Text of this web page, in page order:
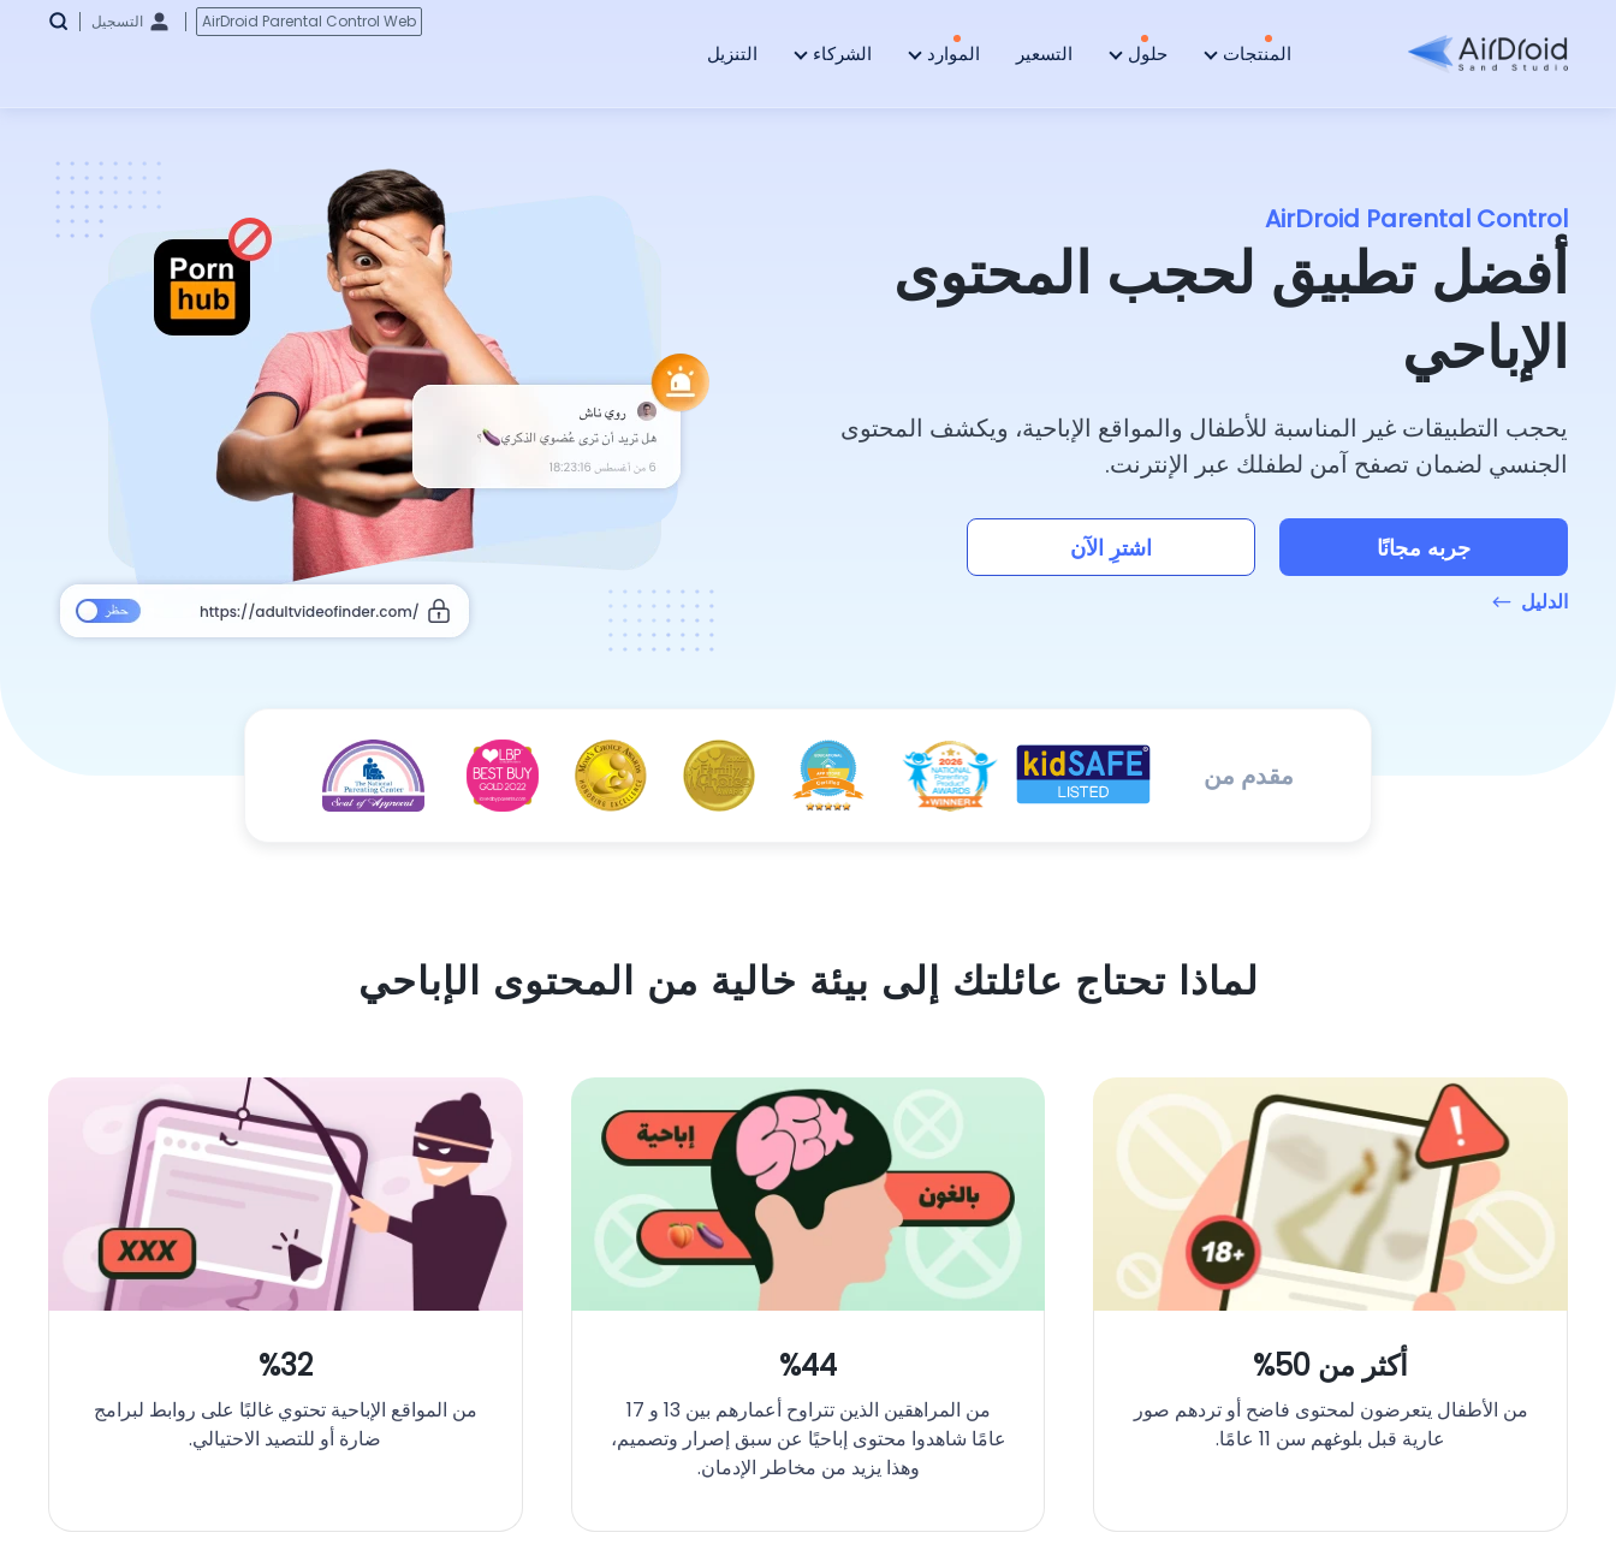
المنتجات حلول التسعير الموارد الشركاء التنزيل
AirDroid Parental Control Web التسجيل
AirDroid Parental Control
أفضل تطبيق لحجب المحتوى
الإباحي
يحجب التطبيقات غير المناسبة للأطفال والمواقع الإباحية، ويكشف المحتوى
الجنسي لضمان تصفح آمن لطفلك عبر الإنترنت.
جربه مجانًا اشترِ الآن
الدليل
مقدم من
لماذا تحتاج عائلتك إلى بيئة خالية من المحتوى الإباحي
أكثر من 50%
من الأطفال يتعرضون لمحتوى فاضح أو تردهم صور
عارية قبل بلوغهم سن 11 عامًا.
%44
من المراهقين الذين تتراوح أعمارهم بين 13 و 17
عامًا شاهدوا محتوى إباحيًا عن سبق إصرار وتصميم،
وهذا يزيد من مخاطر الإدمان.
%32
من المواقع الإباحية تحتوي غالبًا على روابط لبرامج
ضارة أو للتصيد الاحتيالي.